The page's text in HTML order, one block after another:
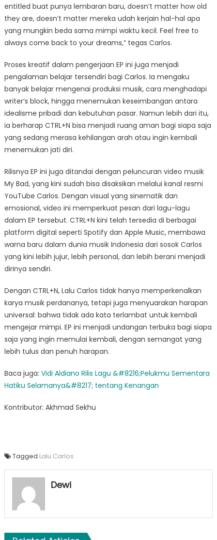
entitled buat punya lembaran baru, doesn’t matter how old
they are, doesn’t matter mereka udah kerjain hal-hal apa
yang mungkin beda sama mimpi waktu kecil. Feel free to
always come back to your dreams,” tegas Carlos.
Proses kreatif dalam pengerjaan EP ini juga menjadi
pengalaman belajar tersendiri bagi Carlos. Ia mengaku
banyak belajar mengenai produksi musik, cara menghadapi
writer’s block, hingga menemukan keseimbangan antara
idealisme pribadi dan kebutuhan pasar. Namun lebih dari itu,
ia berharap CTRL+N bisa menjadi ruang aman bagi siapa saja
yang sedang merasa kehilangan arah atau ingin kembali
menemukan jati diri.
Rilisnya EP ini juga ditandai dengan peluncuran video musik
My Bad, yang kini sudah bisa disaksikan melalui kanal resmi
YouTube Carlos. Dengan visual yang sinematik dan
emosional, video ini memperkuat pesan dari lagu-lagu
dalam EP tersebut. CTRL+N kini telah tersedia di berbagai
platform digital seperti Spotify dan Apple Music, membawa
warna baru dalam dunia musik Indonesia dari sosok Carlos
yang kini lebih jujur, lebih personal, dan lebih berani menjadi
dirinya sendiri.
Dengan CTRL+N, Lalu Carlos tidak hanya memperkenalkan
karya musik perdananya, tetapi juga menyuarakan harapan
universal: bahwa tidak ada kata terlambat untuk kembali
mengejar mimpi. EP ini menjadi undangan terbuka bagi siapa
saja yang ingin memulai kembali, dengan semangat yang
lebih tulus dan penuh harapan.
Baca juga: Vidi Aldiano Rilis Lagu &#8216;Pelukmu Sementara
Hatiku Selamanya&#8217; tentang Kenangan
Kontributor: Akhmad Sekhu
Tagged Lalu Carlos
Dewi